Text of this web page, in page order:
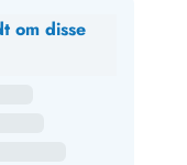
om disse